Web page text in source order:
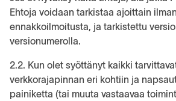
Ehtoja voidaan tarkistaa ajoittain ilman
ennakkoilmoitusta, ja tarkistettu
versionumerolla.
2.2. Kun olet syöttänyt kaikki
verkkorajapinnan eri kohtiin ja
painiketta (tai muuta vastaavaa